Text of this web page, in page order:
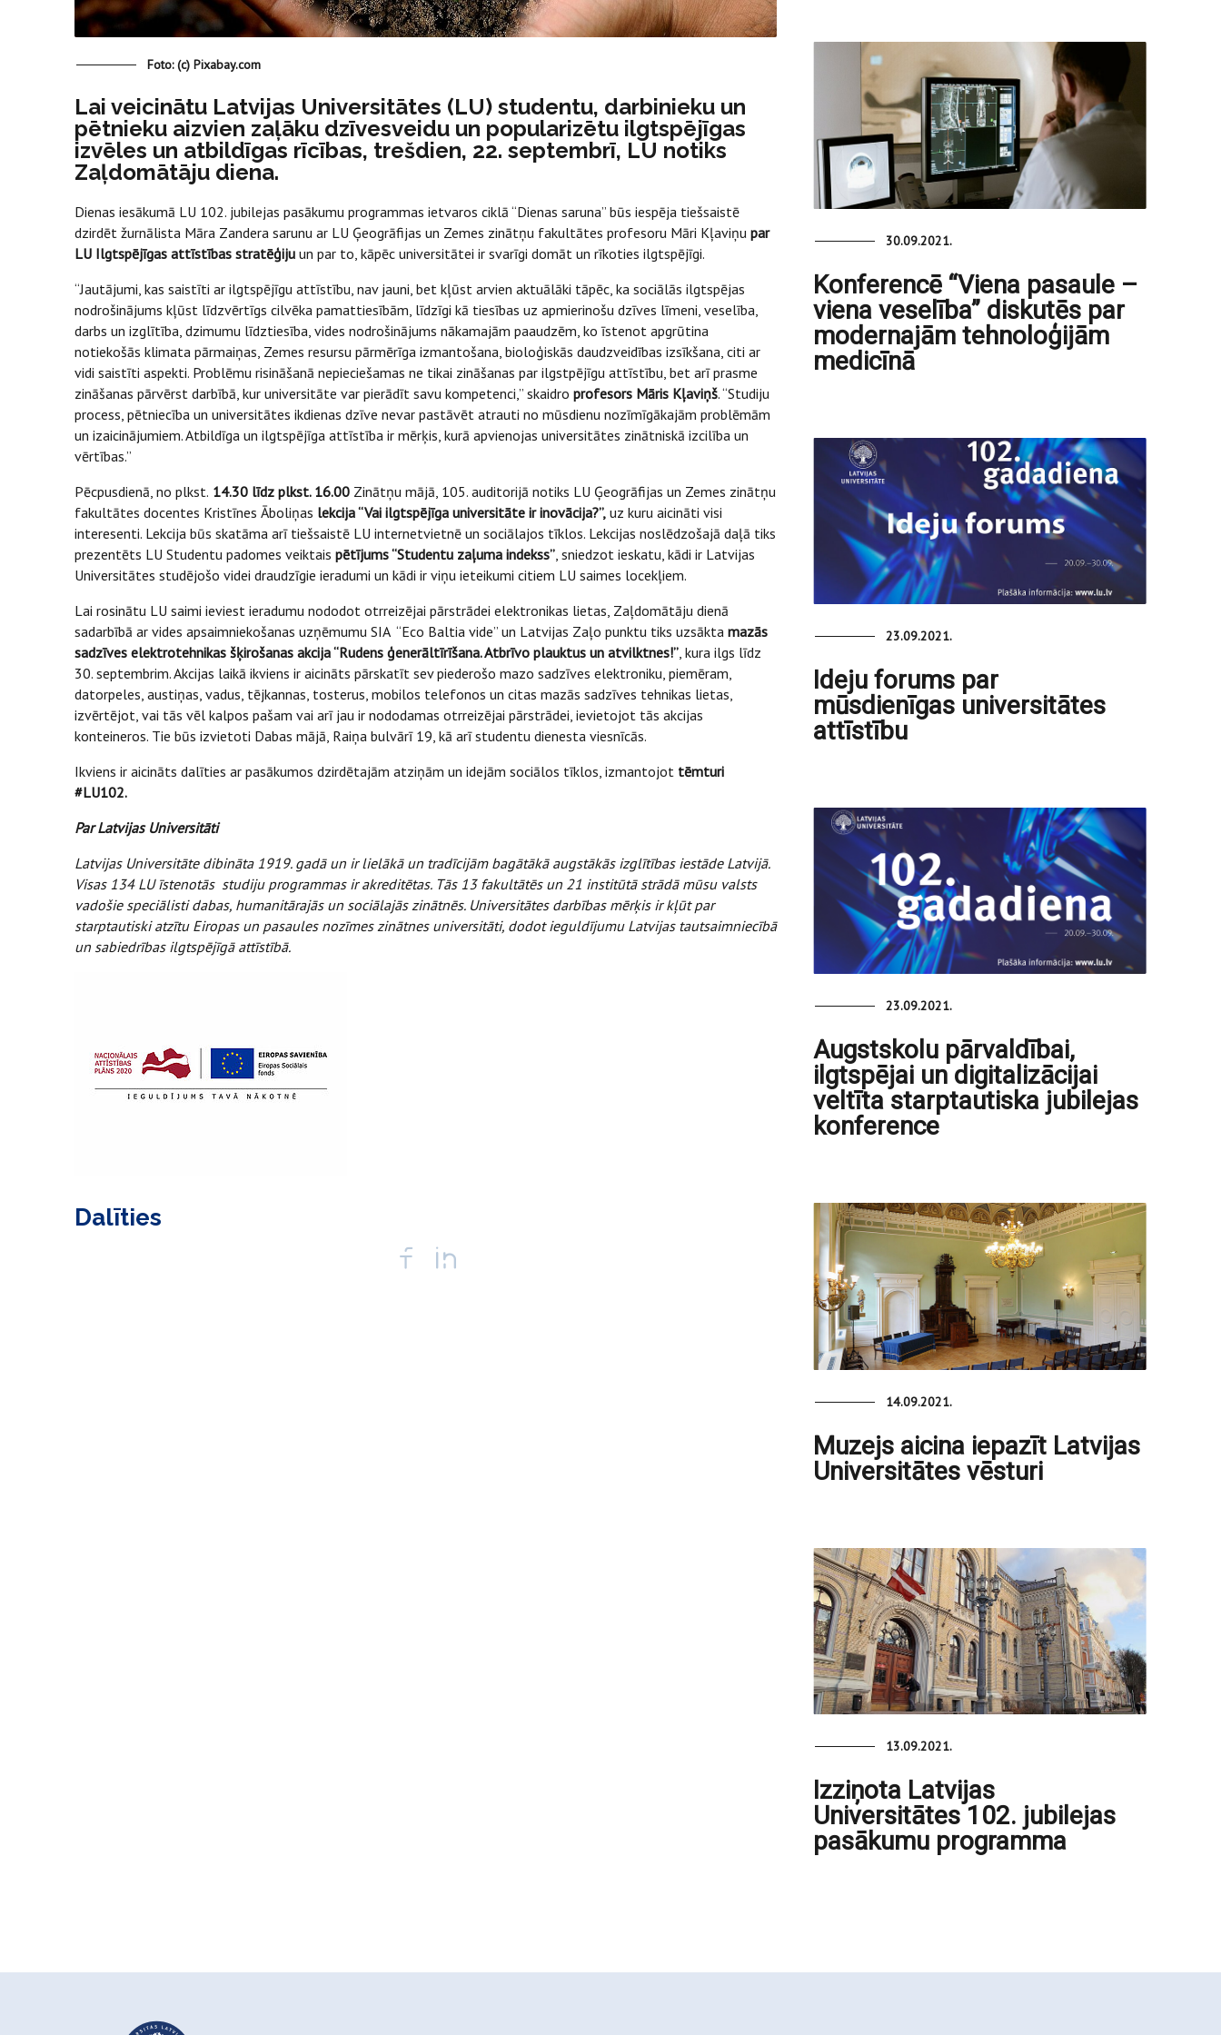
Foto: (c) Pixabay.com
Lai veicinātu Latvijas Universitātes (LU) studentu, darbinieku un
pētnieku aizvien zaļāku dzīvesveidu un popularizētu ilgtspējīgas
izvēles un atbildīgas rīcības, trešdien, 22. septembrī, LU notiks
Zaļdomātāju diena.
Dienas iesākumā LU 102. jubilejas pasākumu programmas ietvaros ciklā “Dienas saruna” būs iespēja tiešsaistē
dzirdēt žurnālista Māra Zandera sarunu ar LU Ģeogrāfijas un Zemes zinātņu fakultātes profesoru Māri Kļaviņu par
LU Ilgtspējīgas attīstības stratēģiju un par to, kāpēc universitātei ir svarīgi domāt un rīkoties ilgtspējīgi.
“Jautājumi, kas saistīti ar ilgtspējīgu attīstību, nav jauni, bet kļūst arvien aktuālāki tāpēc, ka sociālās ilgtspējas
nodrošinājums kļūst līdzvērtīgs cilvēka pamattiesībām, līdzīgi kā tiesības uz apmierinošu dzīves līmeni, veselība,
darbs un izglītība, dzimumu līdztiesība, vides nodrošinājums nākamajām paaudzēm, ko īstenot apgrūtina
notiekošās klimata pārmaiņas, Zemes resursu pārmērīga izmantošana, bioloģiskās daudzveidības izsīkšana, citi ar
vidi saistīti aspekti. Problēmu risināšanā nepieciešamas ne tikai zināšanas par ilgstpējīgu attīstību, bet arī prasme
zināšanas pārvērst darbībā, kur universitāte var pierādīt savu kompetenci,” skaidro profesors Māris Kļaviņš. “Studiju
process, pētniecība un universitātes ikdienas dzīve nevar pastāvēt atrauti no mūsdienu nozīmīgākajām problēmām
un izaicinājumiem. Atbildīga un ilgtspējīga attīstība ir mērķis, kurā apvienojas universitātes zinātniskā izcilība un
vērtības.”
Pēcpusdienā, no plkst. 14.30 līdz plkst. 16.00 Zinātņu mājā, 105. auditorijā notiks LU Ģeogrāfijas un Zemes zinātņu
fakultātes docentes Kristīnes Āboliņas lekcija “Vai ilgtspējīga universitāte ir inovācija?”, uz kuru aicināti visi
interesenti. Lekcija būs skatāma arī tiešsaistē LU internetvietnē un sociālajos tīklos. Lekcijas noslēdzošajā daļā tiks
prezentēts LU Studentu padomes veiktais pētījums “Studentu zaļuma indekss”, sniedzot ieskatu, kādi ir Latvijas
Universitātes studējošo videi draudzīgie ieradumi un kādi ir viņu ieteikumi citiem LU saimes locekļiem.
Lai rosinātu LU saimi ieviest ieradumu nododot otrreizējai pārstrādei elektronikas lietas, Zaļdomātāju dienā
sadarbībā ar vides apsaimniekošanas uzņēmumu SIA “Eco Baltia vide” un Latvijas Zaļo punktu tiks uzsākta mazās
sadzīves elektrotehnikas šķirošanas akcija “Rudens ģenerāltīrīšana. Atbrīvo plauktus un atvilktnes!”, kura ilgs līdz
30. septembrim. Akcijas laikā ikviens ir aicināts pārskatīt sev piederošo mazo sadzīves elektroniku, piemēram,
datorpeles, austiņas, vadus, tējkannas, tosterus, mobilos telefonos un citas mazās sadzīves tehnikas lietas,
izvērtējot, vai tās vēl kalpos pašam vai arī jau ir nododamas otrreizējai pārstrādei, ievietojot tās akcijas
konteineros. Tie būs izvietoti Dabas mājā, Raiņa bulvārī 19, kā arī studentu dienesta viesnīcās.
Ikviens ir aicināts dalīties ar pasākumos dzirdētajām atziņām un idejām sociālos tīklos, izmantojot tēmturi
#LU102.
Par Latvijas Universitāti
Latvijas Universitāte dibināta 1919. gadā un ir lielākā un tradīcijām bagātākā augstākās izglītības iestāde Latvijā.
Visas 134 LU īstenotās studiju programmas ir akreditētas. Tās 13 fakultātēs un 21 institūtā strādā mūsu valsts
vadošie speciālisti dabas, humanitārajās un sociālajās zinātnēs. Universitātes darbības mērķis ir kļūt par
starptautiski atzītu Eiropas un pasaules nozīmes zinātnes universitāti, dodot ieguldījumu Latvijas tautsaimniecībā
un sabiedrības ilgtspējīgā attīstībā.
Dalīties
30.09.2021.
Konferencē “Viena pasaule –
viena veselība” diskutēs par
modernajām tehnoloģijām
medicīnā
23.09.2021.
Ideju forums par
mūsdienīgas universitātes
attīstību
23.09.2021.
Augstskolu pārvaldībai,
ilgtspējai un digitalizācijai
veltīta starptautiska jubilejas
konference
14.09.2021.
Muzejs aicina iepazīt Latvijas
Universitātes vēsturi
13.09.2021.
Izziņota Latvijas
Universitātes 102. jubilejas
pasākumu programma